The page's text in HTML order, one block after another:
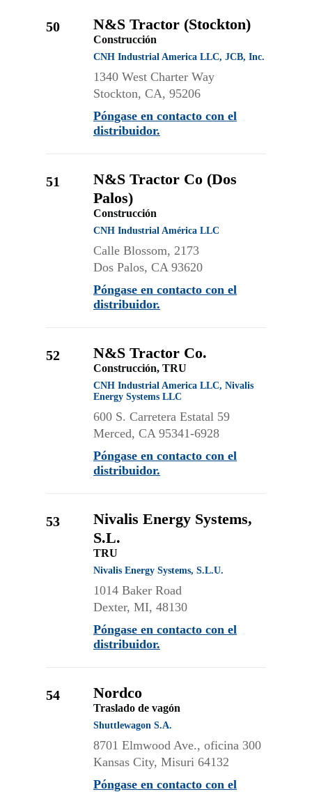
50 N&S Tractor (Stockton)
Construcción
CNH Industrial America LLC, JCB, Inc.
1340 West Charter Way
Stockton, CA, 95206
Póngase en contacto con el
distribuidor.
51
N&S Tractor Co (Dos
Palos)
Construcción
CNH Industrial América LLC
Calle Blossom, 2173
Dos Palos, CA 93620
Póngase en contacto con el
distribuidor.
52 N&S Tractor Co.
Construcción, TRU
CNH Industrial America LLC, Nivalis
Energy Systems LLC
600 S. Carretera Estatal 59
Merced, CA 95341-6928
Póngase en contacto con el
distribuidor.
53
Nivalis Energy Systems,
S.L.
TRU
Nivalis Energy Systems, S.L.U.
1014 Baker Road
Dexter, MI, 48130
Póngase en contacto con el
distribuidor.
54 Nordco
Traslado de vagón
Shuttlewagon S.A.
8701 Elmwood Ave., oficina 300
Kansas City, Misuri 64132
Póngase en contacto con el